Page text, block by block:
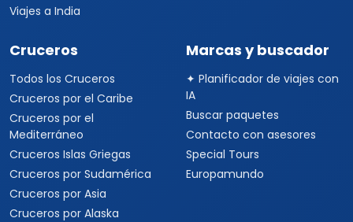
Viajes a India
Cruceros
Todos los Cruceros
Cruceros por el Caribe
Cruceros por el
Mediterráneo
Cruceros Islas Griegas
Cruceros por Sudamérica
Cruceros por Asia
Cruceros por Alaska
Marcas y buscador
✦ Planificador de viajes con
IA
Buscar paquetes
Contacto con asesores
Special Tours
Europamundo